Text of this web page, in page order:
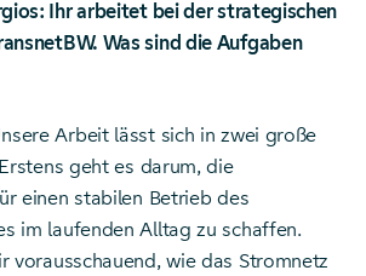
Ihr arbeitet bei der strategischen
Was sind die Aufgaben
Arbeit lässt sich in zwei große
geht es darum, die
einen stabilen Betrieb des
im laufenden Alltag zu schaffen.
vorausschauend, wie das Stromnetz